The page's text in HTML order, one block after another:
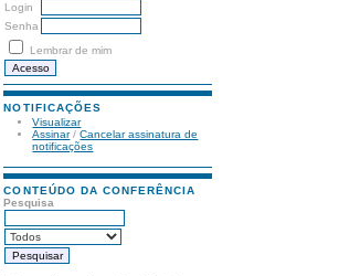
Login
Senha
Lembrar de mim
NOTIFICAÇÕES
Visualizar
Assinar/Cancelar assinatura de
notificações
CONTEÚDO DA CONFERÊNCIA
Pesquisa